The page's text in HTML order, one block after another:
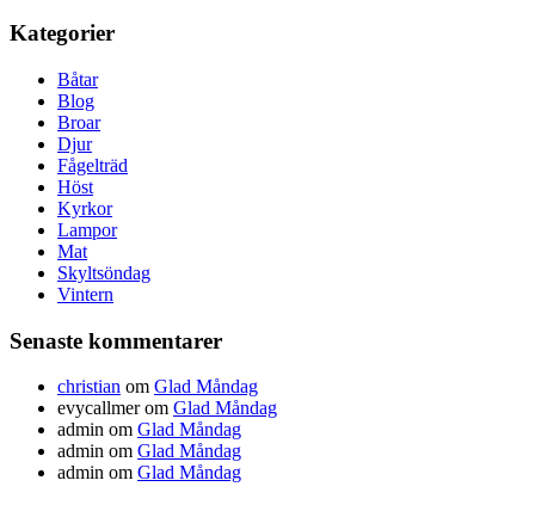
Kategorier
Båtar
Blog
Broar
Djur
Fågelträd
Höst
Kyrkor
Lampor
Mat
Skyltsöndag
Vintern
Senaste kommentarer
christian om Glad Måndag
evycallmerom Glad Måndag
admin om Glad Måndag
admin om Glad Måndag
admin om Glad Måndag